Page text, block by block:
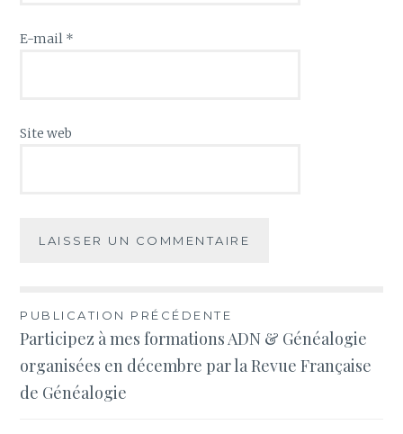
E-mail *
Site web
Navigation
de
l’article
PUBLICATION PRÉCÉDENTE
Participez à mes formations ADN & Généalogie
organisées en décembre par la Revue Française
de Généalogie